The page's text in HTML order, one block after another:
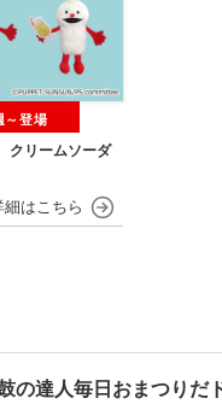
クリームソーダ
～登場
の達人毎日おまつりだ